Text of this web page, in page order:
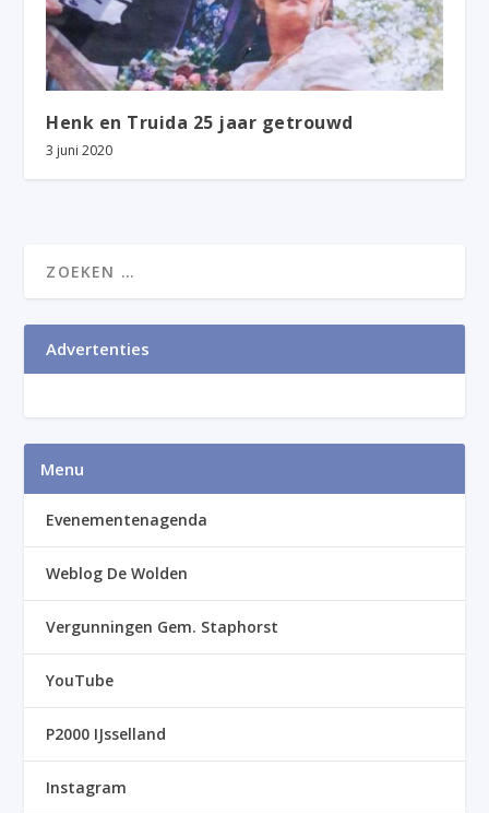
Henk en Truida 25 jaar getrouwd
3 juni 2020
Advertenties
Menu
Evenementenagenda
Weblog De Wolden
Vergunningen Gem. Staphorst
YouTube
P2000 IJsselland
Instagram